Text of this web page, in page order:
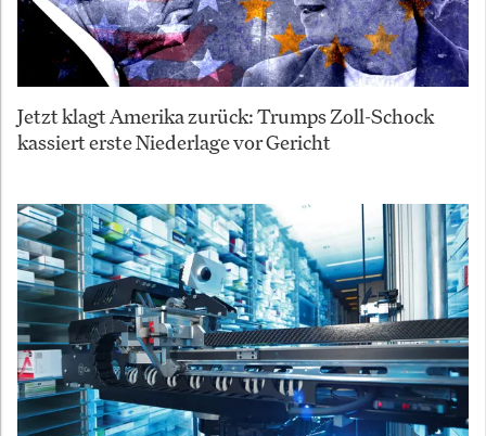
Jetzt klagt Amerika zurück: Trumps Zoll-Schock
kassiert erste Niederlage vor Gericht